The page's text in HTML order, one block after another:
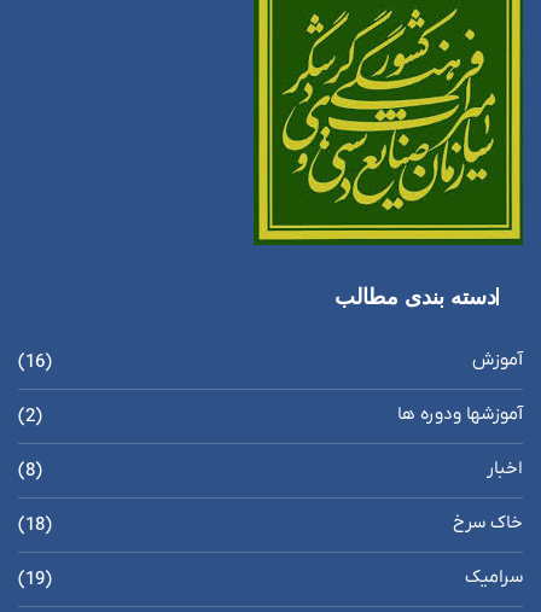
دسته بندی مطالب
آموزش (16)
آموزشها ودوره ها (2)
اخبار (8)
خاک سرخ (18)
سرامیک (19)